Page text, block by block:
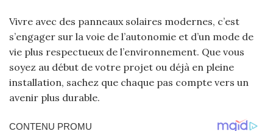
Vivre avec des panneaux solaires modernes, c’est
s’engager sur la voie de l’autonomie et d’un mode de
vie plus respectueux de l’environnement. Que vous
soyez au début de votre projet ou déjà en pleine
installation, sachez que chaque pas compte vers un
avenir plus durable.